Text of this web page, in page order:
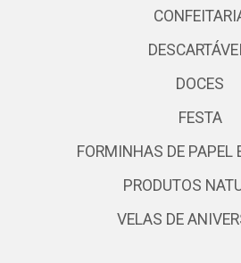
DOCES
FESTA
FORMINHAS DE PAPEL
PRODUTOS
VELAS DE